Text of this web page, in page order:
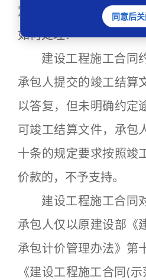
定要求按照竣工结算文
如何处理?
建设工程施工合同
承包人提交的竣工结算
以答复，但未明确约定
可竣工结算文件，承包
十条的规定要求按照竣
价款的，不予支持。
建设工程施工合同对
承包人仅以原建设部《
承包计价管理办法》第
《建设工程施工合同(
同意后